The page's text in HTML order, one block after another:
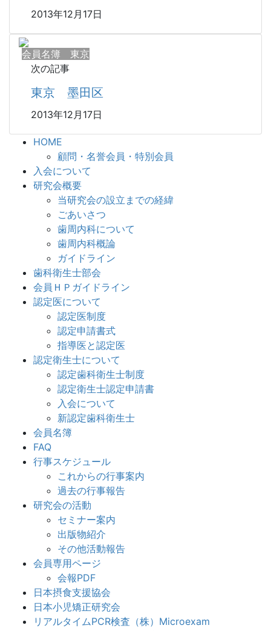
2013年12月17日
会員名簿 東京
次の記事
東京 墨田区
2013年12月17日
HOME
顧問・名誉会員・特別会員
入会について
研究会概要
当研究会の設立までの経緯
ごあいさつ
歯周内科について
歯周内科概論
ガイドライン
歯科衛生士部会
会員ＨＰガイドライン
認定医について
認定医制度
認定申請書式
指導医と認定医
認定衛生士について
認定歯科衛生士制度
認定衛生士認定申請書
入会について
新認定歯科衛生士
会員名簿
FAQ
行事スケジュール
これからの行事案内
過去の行事報告
研究会の活動
セミナー案内
出版物紹介
その他活動報告
会員専用ページ
会報PDF
日本摂食支援協会
日本小児矯正研究会
リアルタイムPCR検査（株）Microexam